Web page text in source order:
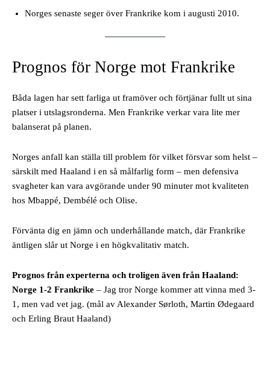
Norges senaste seger över Frankrike kom i augusti 2010.
Prognos för Norge mot Frankrike
Båda lagen har sett farliga ut framöver och förtjänar fullt ut sina
platser i utslagsronderna. Men Frankrike verkar vara lite mer
balanserat på planen.
Norges anfall kan ställa till problem för vilket försvar som helst –
särskilt med Haaland i en så målfarlig form – men defensiva
svagheter kan vara avgörande under 90 minuter mot kvaliteten
hos Mbappé, Dembélé och Olise.
Förvänta dig en jämn och underhållande match, där Frankrike
äntligen slår ut Norge i en högkvalitativ match.
Prognos från experterna och troligen även från Haaland:
Norge 1-2 Frankrike – Jag tror Norge kommer att vinna med 3-
1, men vad vet jag. (mål av Alexander Sørloth, Martin Ødegaard
och Erling Braut Haaland)